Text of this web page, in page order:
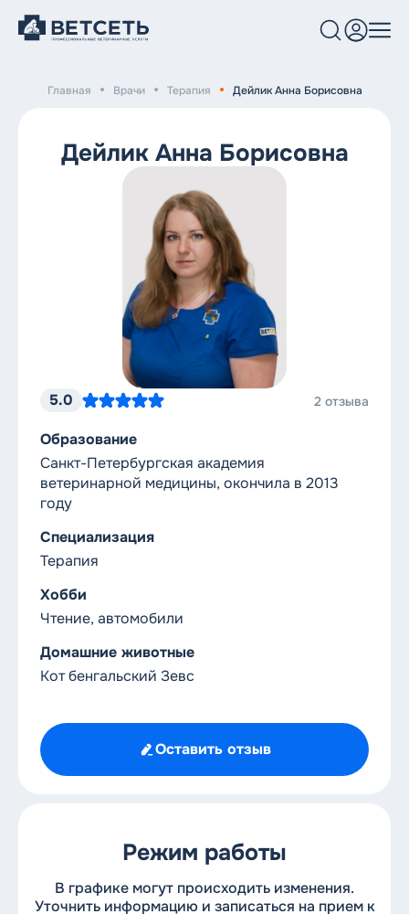
Услуги и цены
Клиники
Круглосуточный номер
Главная Врачи Терапия Дейлик Анна Борисовна
Дейлик Анна Борисовна
5.0 2 отзыва
Образование
Санкт-Петербургская академия
ветеринарной медицины, окончила в 2013
году
Специализация
Терапия
Хобби
Чтение, автомобили
Домашние животные
Кот бенгальский Зевс
Оставить отзыв
Режим работы
В графике могут происходить изменения.
Уточнить информацию и записаться на прием к